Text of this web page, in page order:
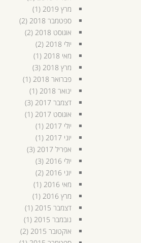
מרץ 2019
(1)
ספטמבר 2018
(2)
אוגוסט 2018
(2)
יולי 2018
(2)
מאי 2018
(1)
מרץ 2018
(3)
פברואר 2018
(1)
ינואר 2018
(1)
דצמבר 2017
(3)
אוגוסט 2017
(1)
יולי 2017
(1)
יוני 2017
(1)
אפריל 2017
(3)
יולי 2016
(3)
יוני 2016
(2)
מאי 2016
(1)
מרץ 2016
(1)
דצמבר 2015
(1)
נובמבר 2015
(1)
אוקטובר 2015
(2)